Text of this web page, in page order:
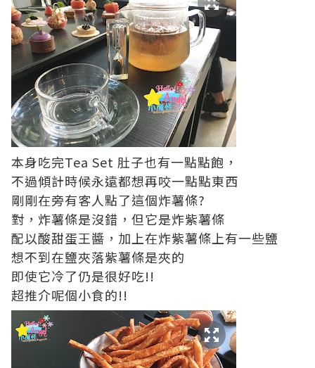
本身吃完Tea Set 肚子也有一點點飽，
不過傾計時候永遠都想再咬一點點東西
剛剛在旁有客人點了這個炸薯條?
對，炸薯條是沒錯，但它是炸紫薯條
配以酸甜蛋王醬，加上在炸紫薯條上有一些鹽
想不到在鹽夾落紫薯條是夾的
即使它冷了仍是很好吃!!
超推介呢個小食的!!